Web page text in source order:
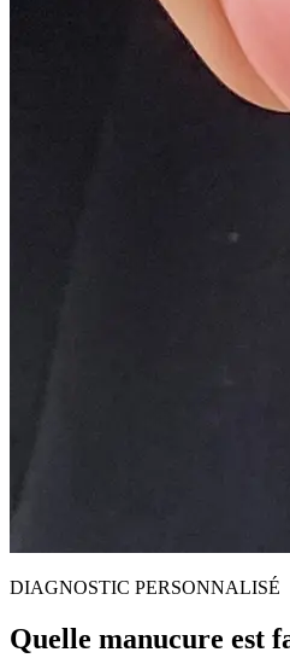
DIAGNOSTIC PERSONNALISÉ
Quelle manucure est